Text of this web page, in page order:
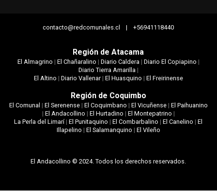
contacto@redcomunales.cl | +56941118440
Región de Atacama
El Almagrino | El Chañaralino | Diario Caldera| Diario El Copiapino |
Diario Tierra Amarilla|
El Altino | Diario Vallenar| El Huasquino | El Freirinense
Región de Coquimbo
El Comunal | El Serenense| El Coquimbano | El Vicuñense| El Paihuanino
| El Andacollino | El Hurtadino | El Montepatrino |
La Perla del Limarí|El Punitaquino |El Combarbalino |El Canelino |El
Illapelino | El Salamanquino | El Vileño
El Andacollino © 2024. Todos los derechos reservados.